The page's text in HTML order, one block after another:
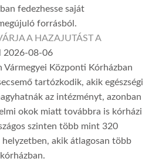
fedezhesse saját
forrásból.
A HAZAJUTÁST A
2026-08-06
Központi Kórházban
tartózkodik, akik egészségi
az intézményt, azonban
okok miatt továbbra is kórházi
szinten több mint 320
akik átlagosan több